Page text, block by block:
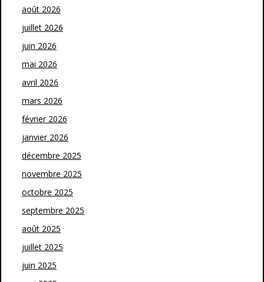
août 2026
juillet 2026
juin 2026
mai 2026
avril 2026
mars 2026
février 2026
janvier 2026
décembre 2025
novembre 2025
octobre 2025
septembre 2025
août 2025
juillet 2025
juin 2025